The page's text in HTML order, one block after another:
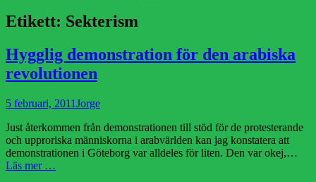
Etikett: Sekterism
Hygglig demonstration för den arabiska
revolutionen
Publicerad
5 februari, 2011 Författare
Jorge
Just återkommen från demonstrationen till stöd för de protesterande
och upproriska människorna i arabvärlden kan jag konstatera att
demonstrationen i Göteborg var alldeles för liten. Den var okej,…
Läs mer …